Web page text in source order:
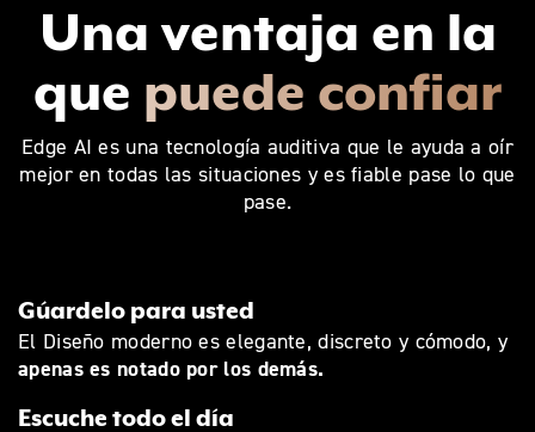
Una ventaja en la
que puede confiar
Edge AI es una tecnología auditiva que le ayuda a oír
mejor en todas las situaciones y es fiable pase lo que
pase.
Gúardelo para usted
El Diseño moderno es elegante, discreto y cómodo, y
apenas es notado por los demás.
Escuche todo el día